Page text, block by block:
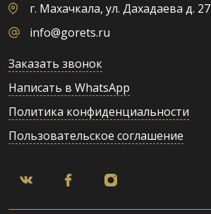
г. Махачкала, ул. Дахадаева д. 27
info@gorets.ru
Заказать звонок
Написать в WhatsApp
Политика конфиденциальности
Пользовательское соглашение